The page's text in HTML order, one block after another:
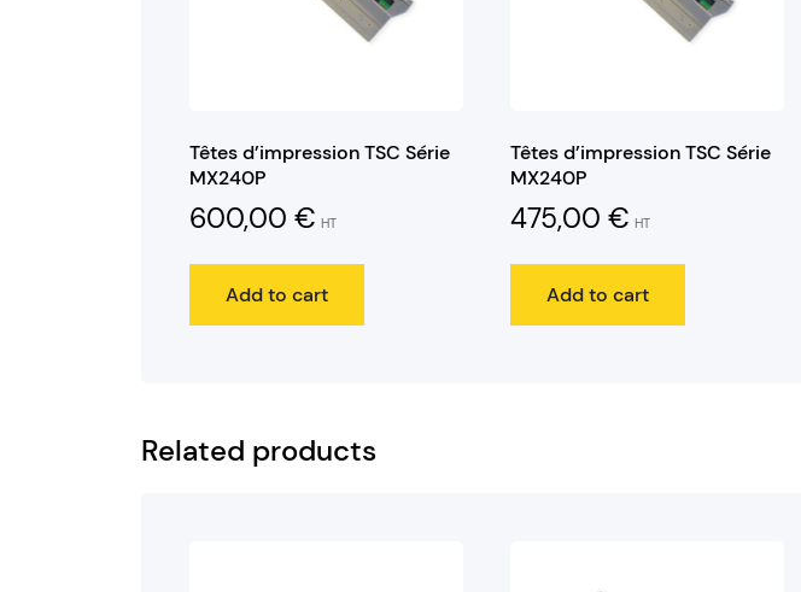
Têtes d’impression TSC Série
MX240P
600,00 € HT
Add to cart
Têtes d’impression TSC Série
MX240P
475,00€ HT
Add to cart
Related products